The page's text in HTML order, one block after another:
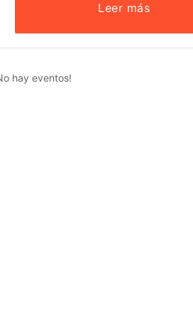
Leer más
hay eventos!